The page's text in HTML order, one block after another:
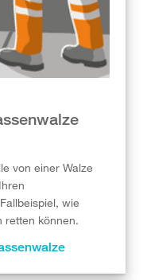
von einer Walze
wie
retten können.